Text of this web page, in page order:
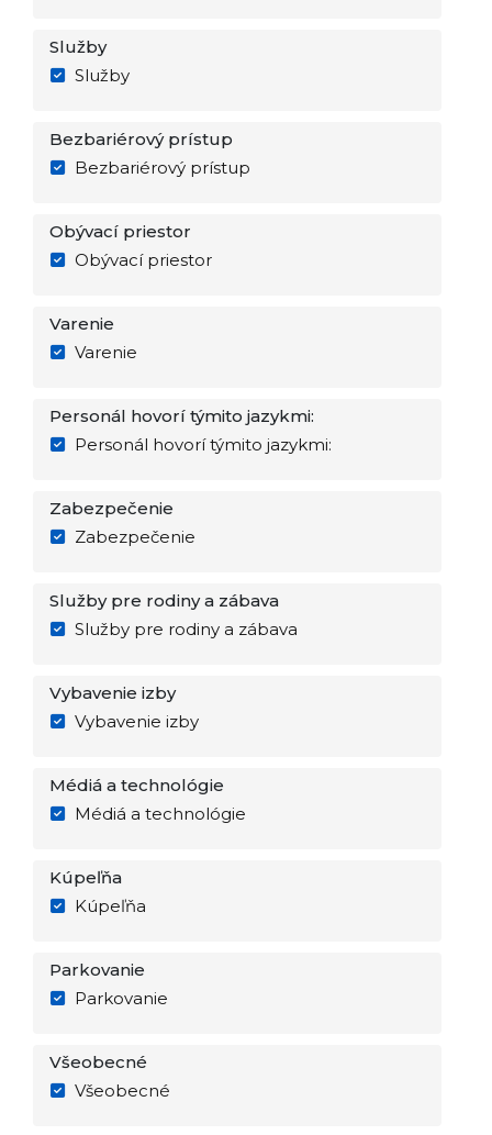
Služby
Služby
Bezbariérový prístup
Bezbariérový prístup
Obývací priestor
Obývací priestor
Varenie
Varenie
Personál hovorí týmito jazykmi:
Personál hovorí týmito jazykmi:
Zabezpečenie
Zabezpečenie
Služby pre rodiny a zábava
Služby pre rodiny a zábava
Vybavenie izby
Vybavenie izby
Médiá a technológie
Médiá a technológie
Kúpeľňa
Kúpeľňa
Parkovanie
Parkovanie
Všeobecné
Všeobecné